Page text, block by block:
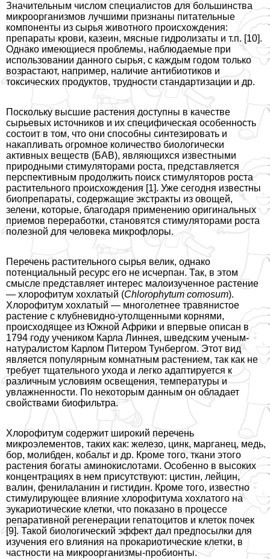
Значительным числом специалистов для большинства
микроорганизмов лучшими признаны питательные
компоненты из сырья животного происхождения:
препараты крови, казеин, мясные гидролизаты и т.п. [10].
Однако имеющиеся проблемы, наблюдаемые при
использовании данного сырья, с каждым годом только
возрастают, например, наличие антибиотиков и
токсических продуктов, трудности стандартизации и др.
Поскольку высшие растения доступны в качестве
сырьевых источников и их специфическая особенность
состоит в том, что они способны синтезировать и
накапливать огромное количество биологически
активных веществ (БАВ), являющихся известными
природными стимуляторами роста, представляется
перспективным продолжить поиск стимуляторов роста
растительного происхождения [1]. Уже сегодня известны
биопрепараты, содержащие экстpaкты из овощей,
зелени, которые, благодаря применению оригинальных
приемов переработки, становятся стимуляторами роста
полезной для человека микрофлоры.
Перечень растительного сырья велик, однако
потенциальный ресурс его не исчерпан. Так, в этом
смысле представляет интерес малоизученное растение
— хлорофитум хохлатый (Chlorophytum comosum).
Хлорофитум хохлатый — многолетнее травянистое
растение с клубневидно-утолщенными корнями,
происходящее из Южной Африки и впервые описан в
1794 году учеником Карла Линнея, шведским ученым-
натуралистом Карлом Питером Тунбергом. Этот вид
является популярным комнатным растением, так как не
требует тщательного ухода и легко адаптируется к
различным условиям освещения, температуры и
увлажненности. По некоторым данным он обладает
свойствами биофильтра.
Хлорофитум содержит широкий перечень
микроэлементов, таких как: железо, цинк, марганец, медь,
бор, молибден, кобальт и др. Кроме того, ткани этого
растения богаты аминокислотами. Особенно в высоких
концентрациях в нем присутствуют: цистин, лейцин,
валин, фенилаланин и гистидин. Кроме того, известно
стимулирующее влияние хлорофитума хохлатого на
эукариотические клетки, что показано в процессе
репаративной регенерации гепатоцитов и клеток почек
[9]. Такой биологический эффект дал предпосылки для
изучения его влияния на прокариотические клетки, в
частности на микроорганизмы-пробионты.